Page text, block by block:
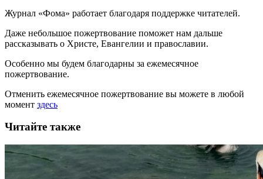
Журнал «Фома» работает благодаря поддержке читателей.
Даже небольшое пожертвование поможет нам дальше
рассказывать о Христе, Евангелии и православии.
Особенно мы будем благодарны за ежемесячное
пожертвование.
Отменить ежемесячное пожертвование вы можете в любой
момент здесь
Читайте также